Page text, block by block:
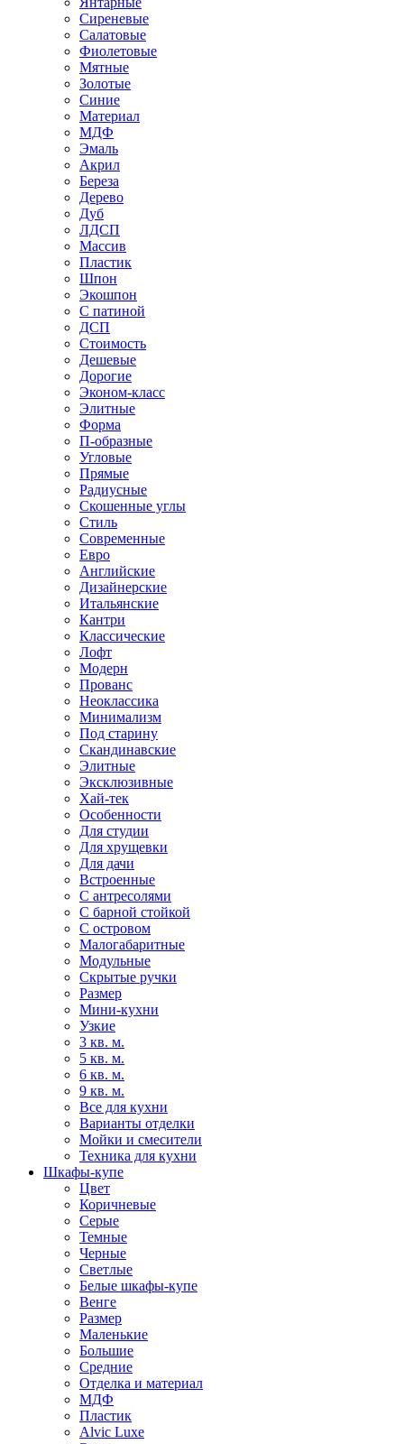
Сиреневые
Салатовые
Фиолетовые
Мятные
Золотые
Синие
Материал
МДФ
Эмаль
Акрил
Береза
Дерево
Дуб
ЛДСП
Массив
Пластик
Шпон
Экошпон
С патиной
ДСП
Стоимость
Дешевые
Дорогие
Эконом-класс
Элитные
Форма
П-образные
Угловые
Прямые
Радиусные
Скошенные углы
Стиль
Современные
Евро
Английские
Дизайнерские
Итальянские
Кантри
Классические
Лофт
Модерн
Прованс
Неоклассика
Минимализм
Под старину
Скандинавские
Элитные
Эксклюзивные
Хай-тек
Особенности
Для студии
Для хрущевки
Для дачи
Встроенные
С антресолями
С барной стойкой
С островом
Малогабаритные
Модульные
Скрытые ручки
Размер
Мини-кухни
Узкие
3 кв. м.
5 кв. м.
6 кв. м.
9 кв. м.
Все для кухни
Варианты отделки
Мойки и смесители
Техника для кухни
Шкафы-купе
Цвет
Коричневые
Серые
Темные
Черные
Светлые
Белые шкафы-купе
Венге
Размер
Маленькие
Большие
Средние
Отделка и материал
МДФ
Пластик
Alvic Luxe